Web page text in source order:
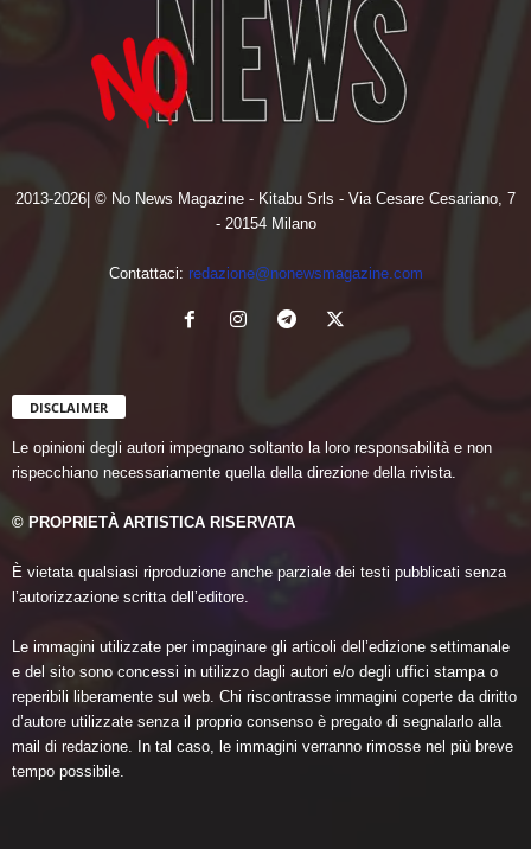
2013-2026| © No News Magazine - Kitabu Srls - Via Cesare Cesariano, 7
- 20154 Milano
Contattaci: redazione@nonewsmagazine.com
DISCLAIMER
Le opinioni degli autori impegnano soltanto la loro responsabilità e non
rispecchiano necessariamente quella della direzione della rivista.
© PROPRIETÀ ARTISTICA RISERVATA
È vietata qualsiasi riproduzione anche parziale dei testi pubblicati senza
l’autorizzazione scritta dell’editore.
Le immagini utilizzate per impaginare gli articoli dell’edizione settimanale
e del sito sono concessi in utilizzo dagli autori e/o degli uffici stampa o
reperibili liberamente sul web. Chi riscontrasse immagini coperte da diritto
d’autore utilizzate senza il proprio consenso è pregato di segnalarlo alla
mail di redazione. In tal caso, le immagini verranno rimosse nel più breve
tempo possibile.